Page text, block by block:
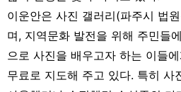
이운안은 사진 갤러리(파주시 법
며, 지역문화 발전을 위해 주민들
으로 사진을 배우고자 하는 이들
무료로 지도해 주고 있다. 특히 사